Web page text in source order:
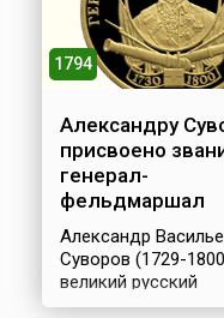
1794
Александру
присвоено
генерал-
фельдмаршал
Александр
Суворов (1729-
великий русский
полководец, один